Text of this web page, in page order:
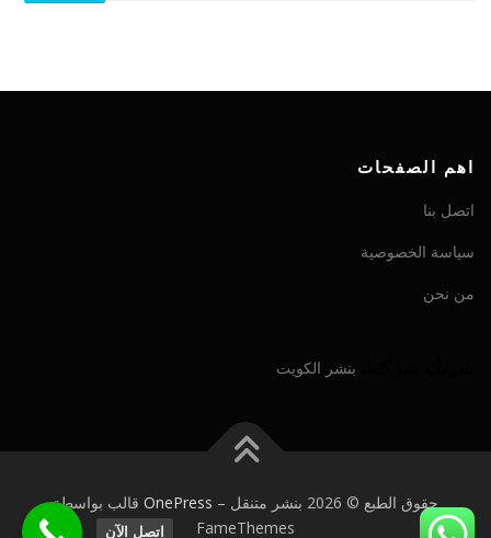
اهم الصفحات
اتصل بنا
سياسة الخصوصية
من نحن
بنشر الكويت
حقوق الطبع © 2026 بنشر متنقل –
OnePress قالب بواسطة
FameThemes
اتصل الآن